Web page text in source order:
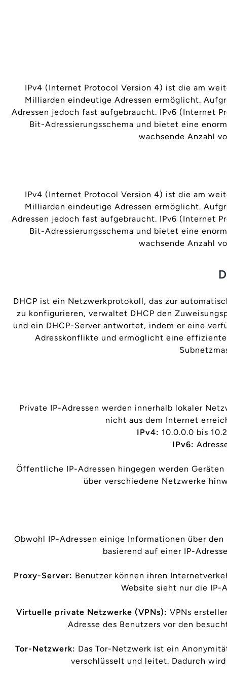
IPv4 (Internet Protocol Version 4) ist die am
Milliarden eindeutige Adressen ermöglicht.
Adressen jedoch fast aufgebraucht. IPv6 (Internet
Bit-Adressierungsschema und bietet eine
wachsende Anzahl
IPv4 (Internet Protocol Version 4) ist die am
Milliarden eindeutige Adressen ermöglicht.
Adressen jedoch fast aufgebraucht. IPv6 (Internet
Bit-Adressierungsschema und bietet eine
wachsende Anzahl
DHCP ist ein Netzwerkprotokoll, das zur
zu konfigurieren, verwaltet DHCP den
und ein DHCP-Server antwortet, indem er eine
Adresskonflikte und ermöglicht eine
Private IP-Adressen werden innerhalb lokaler
nicht aus dem Internet
IPv4: 10.0.0.0 bis
IPv6:
Öffentliche IP-Adressen hingegen werden
über verschiedene Netzwerke
Obwohl IP-Adressen einige Informationen über
basierend auf einer IP-
Proxy-Server: Benutzer können ihren
Website sieht nur die IP-
Virtuelle private Netzwerke (VPNs): VPNs
Adresse des Benutzers vor den
Tor-Netzwerk: Das Tor-Netzwerk ist ein
verschlüsselt und leitet. Dadurch